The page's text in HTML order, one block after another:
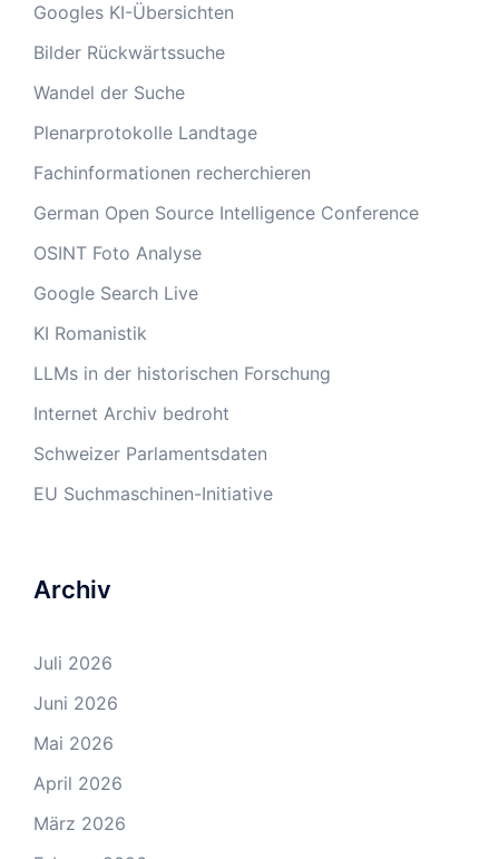
Googles KI-Übersichten
Bilder Rückwärtssuche
Wandel der Suche
Plenarprotokolle Landtage
Fachinformationen recherchieren
German Open Source Intelligence Conference
OSINT Foto Analyse
Google Search Live
KI Romanistik
LLMs in der historischen Forschung
Internet Archiv bedroht
Schweizer Parlamentsdaten
EU Suchmaschinen-Initiative
Archiv
Juli 2026
Juni 2026
Mai 2026
April 2026
März 2026